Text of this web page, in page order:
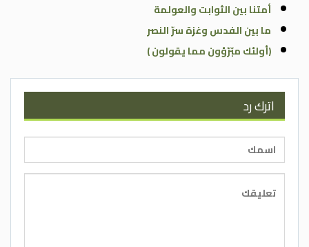
أمتنا بين الثوابت والعولمة
ما بين الفدس وغزة سرّ النصر
(أولئك مبّرّؤون مما يقولون )
اترك رد